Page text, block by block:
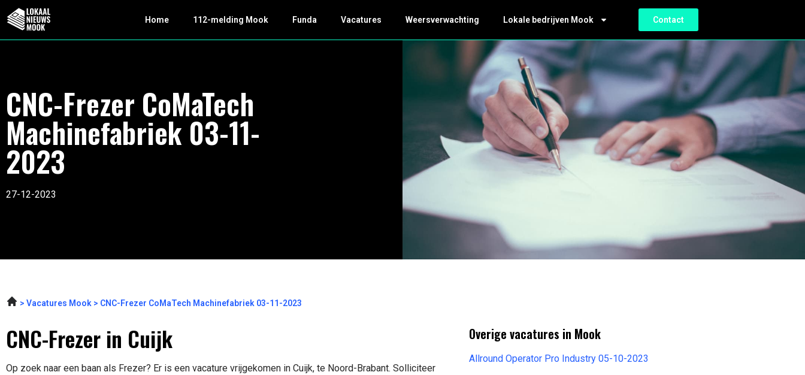
Home 112-melding Mook Funda Vacatures Weersverwachting Lokale bedrijven Mook Contact
CNC-Frezer CoMaTech
Machinefabriek 03-11-
2023
27-12-2023
Vacatures Mook CNC-Frezer CoMaTech Machinefabriek 03-11-2023
CNC-Frezer in Cuijk
Op zoek naar een baan als Frezer? Er is een vacature vrijgekomen in Cuijk, te Noord-Brabant. Solliciteer
Overige vacatures in Mook
Allround Operator Pro Industry 05-10-2023